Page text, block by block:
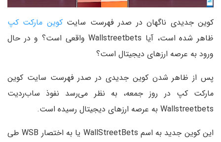
کوین جدیدی ناگهان در صدر فهرست سایتکوین ‌مارکت ‌کپ
ظاهر شده است، آیا Wallstreetbets واقعی است؟ و در حال
ورود به عرصه ارزهای دیجیتال است؟
پس از ظاهر شدن کوین جدیدی در صدر فهرست سایت کوین
مارکت کپ در روز جمعه، به نظر می‌رسد نفوذ ساب‌ردیت
Wallstreetbets به عرصه ارزهای دیجیتال رسیده است.
این کوین جدید به اسم WallStreetBets یا به اختصار WSB طی